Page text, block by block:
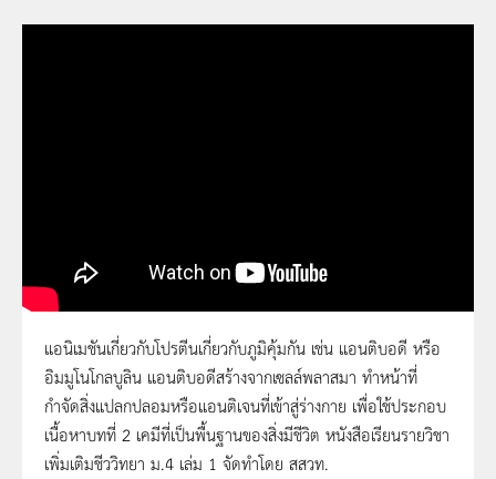
โปรตีนในสิ่งมีชีวิต : โปรตีนเกี่ยวกับภูมิคุ้มกัน
แอนิเมชันเกี่ยวกับโปรตีนเกี่ยวกับภูมิคุ้มกัน เช่น แอนติบอดี หรือ
อิมมูโนโกลบูลิน แอนติบอดีสร้างจากเซลล์พลาสมา ทำหน้าที่
กำจัดสิ่งแปลกปลอมหรือแอนติเจนที่เข้าสู่ร่างกาย เพื่อใช้ประกอบ
เนื้อหาบทที่ 2 เคมีที่เป็นพื้นฐานของสิ่งมีชีวิต หนังสือเรียนรายวิชา
เพิ่มเติมชีววิทยา ม.4 เล่ม 1 จัดทำโดย สสวท.